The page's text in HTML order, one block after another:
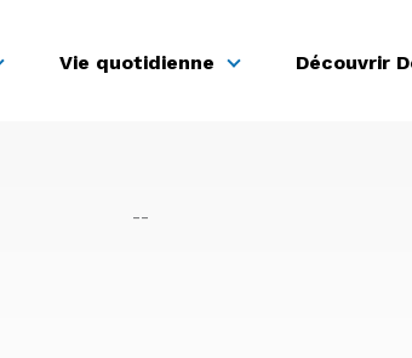
Vie quotidienne Découvrir
--